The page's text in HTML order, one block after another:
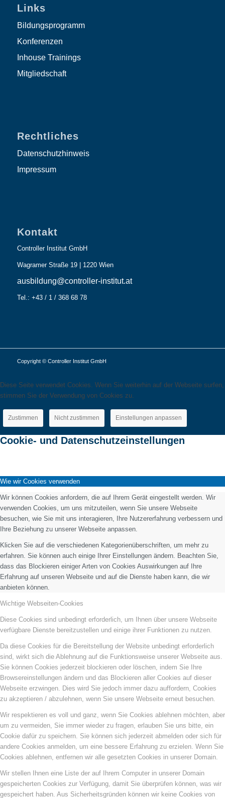
Links
Bildungsprogramm
Konferenzen
Inhouse Trainings
Mitgliedschaft
Rechtliches
Datenschutzhinweis
Impressum
Kontakt
Controller Institut GmbH
Wagramer Straße 19 | 1220 Wien
ausbildung@controller-institut.at
Tel.: +43 / 1 / 368 68 78
Copyright © Controller Institut GmbH
Diese Seite verwendet Cookies. Wenn Sie weiterhin auf der Webseite surfen,
stimmen Sie der Verwendung von Cookies zu.
Zustimmen Nicht zustimmen Einstellungen anpassen
Cookie- und Datenschutzeinstellungen
Wie wir Cookies verwenden
Wir können Cookies anfordern, die auf Ihrem Gerät eingestellt werden. Wir
verwenden Cookies, um uns mitzuteilen, wenn Sie unsere Webseite
besuchen, wie Sie mit uns interagieren, Ihre Nutzererfahrung verbessern und
Ihre Beziehung zu unserer Webseite anpassen.
Klicken Sie auf die verschiedenen Kategorienüberschriften, um mehr zu
erfahren. Sie können auch einige Ihrer Einstellungen ändern. Beachten Sie,
dass das Blockieren einiger Arten von Cookies Auswirkungen auf Ihre
Erfahrung auf unseren Webseite und auf die Dienste haben kann, die wir
anbieten können.
Wichtige Webseiten-Cookies
Diese Cookies sind unbedingt erforderlich, um Ihnen über unsere Webseite
verfügbare Dienste bereitzustellen und einige ihrer Funktionen zu nutzen.
Da diese Cookies für die Bereitstellung der Website unbedingt erforderlich
sind, wirkt sich die Ablehnung auf die Funktionsweise unserer Webseite aus.
Sie können Cookies jederzeit blockieren oder löschen, indem Sie Ihre
Browsereinstellungen ändern und das Blockieren aller Cookies auf dieser
Webseite erzwingen. Dies wird Sie jedoch immer dazu auffordern, Cookies
zu akzeptieren / abzulehnen, wenn Sie unsere Webseite erneut besuchen.
Wir respektieren es voll und ganz, wenn Sie Cookies ablehnen möchten, aber
um zu vermeiden, Sie immer wieder zu fragen, erlauben Sie uns bitte, ein
Cookie dafür zu speichern. Sie können sich jederzeit abmelden oder sich für
andere Cookies anmelden, um eine bessere Erfahrung zu erzielen. Wenn Sie
Cookies ablehnen, entfernen wir alle gesetzten Cookies in unserer Domain.
Wir stellen Ihnen eine Liste der auf Ihrem Computer in unserer Domain
gespeicherten Cookies zur Verfügung, damit Sie überprüfen können, was wir
gespeichert haben. Aus Sicherheitsgründen können wir keine Cookies von